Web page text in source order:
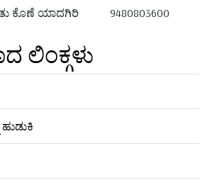
ಕೊಣೆ ಯಾದಗಿರಿ 9480803600
ಲಿಂಕ್ಗಳು